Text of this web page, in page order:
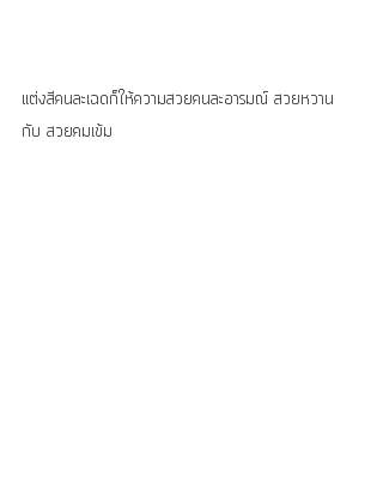
แต่งสีคนละเฉดก็ให้ความสวยคนละอารมณ์ สวยหวาน
กับ สวยคมเข้ม